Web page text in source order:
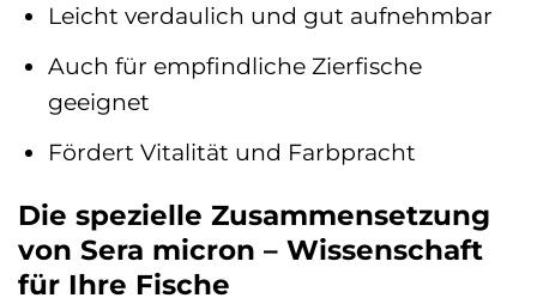
Leicht verdaulich und gut aufnehmbar
Auch für empfindliche Zierfische
geeignet
Fördert Vitalität und Farbpracht
Die spezielle Zusammensetzung
von Sera micron – Wissenschaft
für Ihre Fische